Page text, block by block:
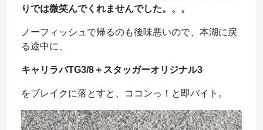
りでは微笑んでくれませんでした。。。
ノーフィッシュで帰るのも後味悪いので、本湖に戻
る途中に、
キャリラバTG3/8＋スタッガーオリジナル3
をブレイクに落とすと、ココンっ！と即バイト。